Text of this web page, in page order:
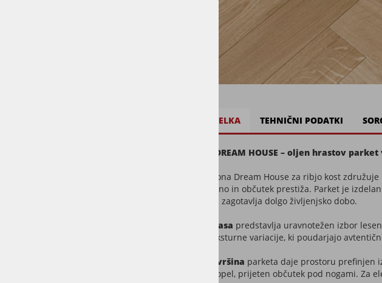
OPIS IZDELKA TEHNIČNI PODATKI
ARIZONA DREAM HOUSE – oljen hrastov
Parket Arizona Dream House za ribjo kost
ritem, globino in občutek prestiža. Parket je
kar parketu zagotavlja dolgo življenjsko dobo.
Uni Mix klasa predstavlja uravnotežen izbor
naravne teksturne variacije, ki poudarjajo
Gladka površina parketa daje prostoru prefinjen
in ustvari topel, prijeten občutek pod nogami. Za